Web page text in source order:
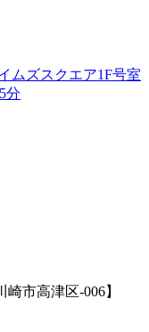
ムズスクエア1F号室
分
市高津区-006】